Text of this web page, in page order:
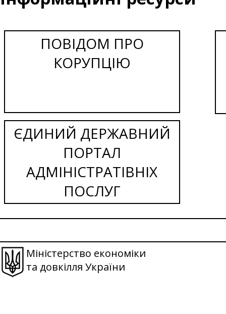
ПОВІДОМ ПРО
КОРУПЦІЮ
ЄДИНИЙ ДЕРЖАВНИЙ
ПОРТАЛ
АДМІНІСТРАТІВНІХ
ПОСЛУГ
Міністерство економіки
та довкілля України